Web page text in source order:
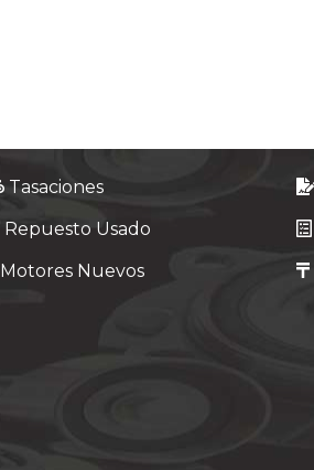
Tasaciones
Repuesto Usado
Motores Nuevos